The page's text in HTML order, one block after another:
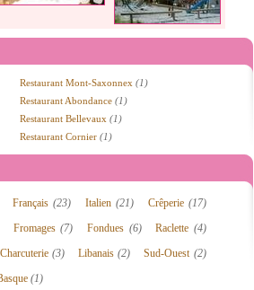
Restaurant Mont-Saxonnex (1)
Restaurant Abondance (1)
Restaurant Bellevaux (1)
Restaurant Cornier (1)
Français(23) Italien (21) Crêperie (17)
Fromages(7) Fondues (6) Raclette (4)
Charcuterie(3) Libanais(2) Sud-Ouest (2)
(1)